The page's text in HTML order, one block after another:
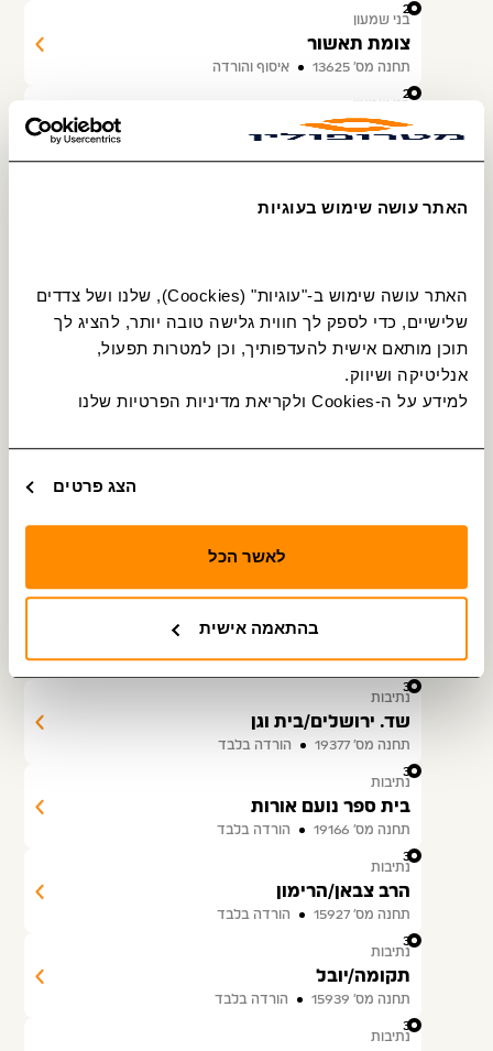
האתר עושה שימוש בעוגיות
אנליטיקה ושיווק.
למידע על ה-Cookies ולקריאת מדיניות הפרטיות שלנו
הצג פרטים
לאשר הכל
בהתאמה אישית
25
בני שמעון
צומת תאשור
תחנה מס׳ 13625 איסוף והורדה
26
בני שמעון
צומת תדהר
צומת שיבולים
צומת הגדי לצפון
תחנה מס׳ 15570 איסוף והורדה
29
נתיבות
שדרות ירושלים/יוסף סמלו
תחנה מס׳ 14838 הורדה בלבד
נתיבות
שדרות ירושלים/הרמב''ם
32
שד.ים/חי טייב
תחנה מס׳ 16506 הורדה בלבד
33
נתיבות
שד. ירושלים/בית וגן
תחנה מס׳ 19377 הורדה בלבד
34
נתיבות
בית ספר נועם אורות
תחנה מס׳ 19166 הורדה בלבד
35
נתיבות
הרב צבאן/הרימון
תחנה מס׳ 15927 הורדה בלבד
36
נתיבות
תקומה/יובל
תחנה מס׳ 15939 הורדה בלבד
37
נתיבות